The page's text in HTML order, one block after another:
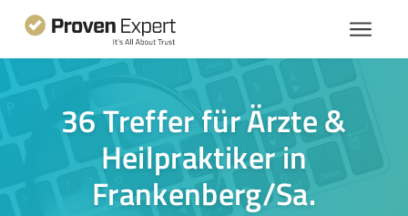
36 Treffer für Ärzte &
Heilpraktiker in
Frankenberg/Sa.